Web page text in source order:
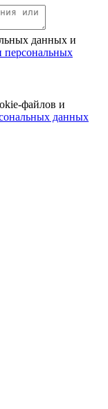
данных и
персональных
файлов и
данных